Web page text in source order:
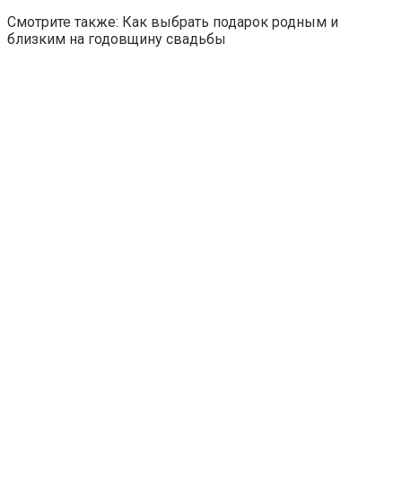
Смотрите также: Как выбрать подарок родным и
близким на годовщину свадьбы